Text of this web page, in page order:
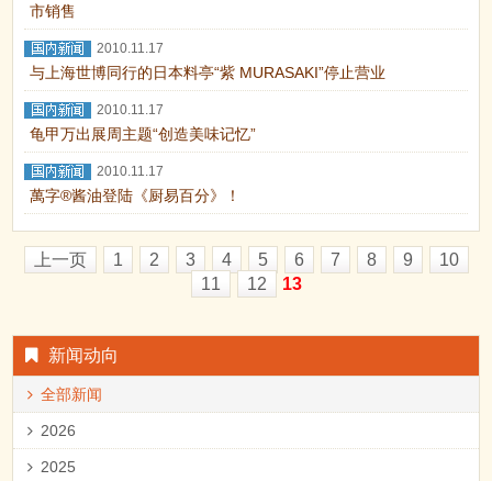
市销售
2010.11.17
与上海世博同行的日本料亭“紫 MURASAKI”停止营业
2010.11.17
龟甲万出展周主题“创造美味记忆”
2010.11.17
萬字®酱油登陆《厨易百分》！
上一页 1 2 3 4 5 6 7 8 9
10
11
12 13
新闻动向
全部新闻
2026
2025